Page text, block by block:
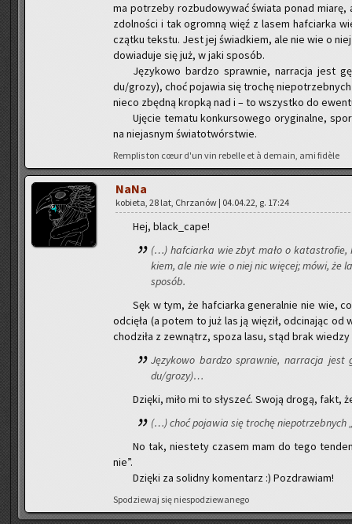
ma po­trze­by roz­bu­do­wy­wać świa­ta ponad
zdol­no­ści i tak ogrom­ną więź z lasem haf­ciar­ka
cząt­ku tek­stu. Jest jej świad­kiem, ale nie wie o
do­wia­du­je się już, w jaki spo­sób.
Ję­zy­ko­wo bar­dzo spraw­nie, nar­ra­cja jest
du/grozy), choć po­ja­wia się tro­chę
nieco zbęd­ną krop­ką nad i – to wszyst­ko do
Uję­cie te­ma­tu kon­kur­so­we­go ory­gi­nal­ne,
na nie­ja­snym świa­to­twór­stwie.
Rem­plis ton cœur d'un vin re­bel­le et à de­ma­in, ami fidèle
NaNa
ko­bie­ta, 28 lat, Chrza­nów | 04.04.22, g. 17:24
Hej, black_ca­pe!
(…) haf­ciar­ka wie zbyt mało o
kiem, ale nie wie o niej nic wię­cej; mówi, że
spo­sób.
Sęk w tym, że haf­ciar­ka ge­ne­ral­nie nie wie,
od­cię­ła (a potem to już las ją wię­ził, od­ci­na­jąc
cho­dzi­ła z ze­wnątrz, spoza lasu, stąd brak
Ję­zy­ko­wo bar­dzo spraw­nie, nar­ra­cja
du/grozy)…
Dzię­ki, miło mi to sły­szeć. Swoją drogą, fakt,
(…) choć po­ja­wia się tro­chę nie­po­trzeb­nych
No tak, nie­ste­ty cza­sem mam do tego
nie”.
Dzię­ki za so­lid­ny ko­men­tarz :) Po­zdra­wiam!
Spo­dzie­waj się nie­spo­dzie­wa­ne­go